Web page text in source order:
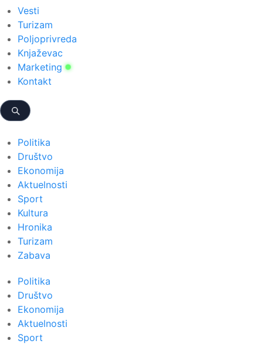
Vesti
Turizam
Poljoprivreda
Knjaževac
Marketing
Kontakt
Politika
Društvo
Ekonomija
Aktuelnosti
Sport
Kultura
Hronika
Turizam
Zabava
Politika
Društvo
Ekonomija
Aktuelnosti
Sport